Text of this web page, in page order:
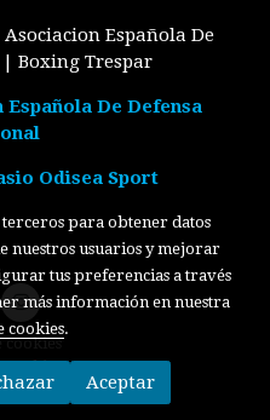
Española De
| Boxing Trespar
De Defensa
Odisea Sport
cookies
cookies
para obtener datos
nuestros usuarios y mejorar
tus preferencias a través
más información en nuestra
cookies.
Aceptar